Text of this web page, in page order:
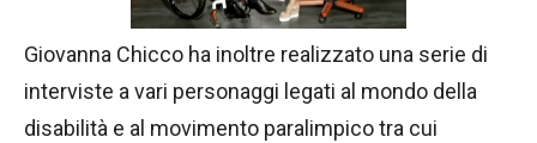
Giovanna Chicco ha inoltre realizzato una serie di
interviste a vari personaggi legati al mondo della
disabilità e al movimento paralimpico tra cui